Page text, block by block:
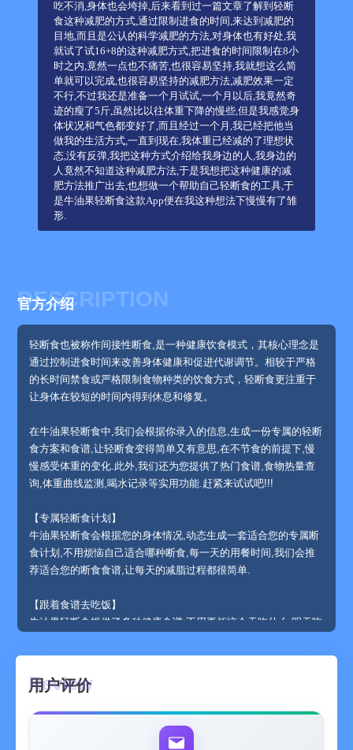
吃不消,身体也会垮掉,后来看到过一篇文章了解到轻断
食这种减肥的方式,通过限制进食的时间,来达到减肥的
目地,而且是公认的科学减肥的方法,对身体也有好处,我
就试了试16+8的这种减肥方式,把进食的时间限制在8小
时之内,竟然一点也不痛苦,也很容易坚持,我就想这么简
单就可以完成,也很容易坚持的减肥方法,减肥效果一定
不行,不过我还是准备一个月试试,一个月以后,我竟然奇
迹的瘦了5斤,虽然比以往体重下降的慢些,但是我感觉身
体状况和气色都变好了,而且经过一个月,我已经把他当
做我的生活方式,一直到现在,我体重已经减的了理想状
态,没有反弹,我把这种方式介绍给我身边的人,我身边的
人竟然不知道这种减肥方法,于是我想把这种健康的减
肥方法推广出去,也想做一个帮助自己轻断食的工具,于
是牛油果轻断食这款App便在我这种想法下慢慢有了雏
形.
DESCRIPTION
官方介绍
轻断食也被称作间接性断食,是一种健康饮食模式，其核心理念是
通过控制进食时间来改善身体健康和促进代谢调节。相较于严格
的长时间禁食或严格限制食物种类的饮食方式，轻断食更注重于
让身体在较短的时间内得到休息和修复。
在牛油果轻断食中,我们会根据你录入的信息,生成一份专属的轻断
食方案和食谱,让轻断食变得简单又有意思,在不节食的前提下,慢
慢感受体重的变化.此外,我们还为您提供了热门食谱,食物热量查
询,体重曲线监测,喝水记录等实用功能.赶紧来试试吧!!!
【专属轻断食计划】
牛油果轻断食会根据您的身体情况,动态生成一套适合您的专属断
食计划,不用烦恼自己适合哪种断食,每一天的用餐时间,我们会推
荐适合您的断食食谱,让每天的减脂过程都很简单.
【跟着食谱去吃饭】
牛油果轻断食提供了多种健康食谱,不用再烦恼今天吃什么,明天吃
择了食谱,我们每一餐该吃什么都显示的明明白白,专治挑选恐惧
症.
【选择喜欢吃的食谱】
食谱没有自己喜欢吃的食物,可以去食物库里面挑选自己喜欢吃的
食物,我们会显示您每天吃饭的摄入量和消耗量,让您对自己的身体
用户评价